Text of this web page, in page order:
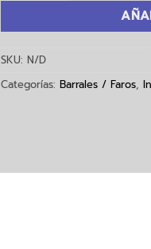
SKU: N/D
Categorías: Barrales / Faros,